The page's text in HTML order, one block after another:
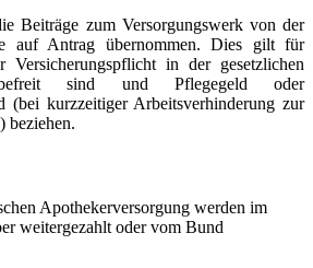
Beiträge zum Versorgungswerk von der
auf Antrag übernommen. Dies gilt für
in der gesetzlichen
befreit sind und Pflegegeld oder
(bei kurzzeitiger Arbeitsverhinderung zur
beziehen.
Apothekerversorgung werden im
weitergezahlt oder vom Bund